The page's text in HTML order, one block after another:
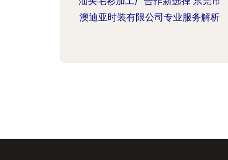
澳迪亚时装有限公司专业服务解析